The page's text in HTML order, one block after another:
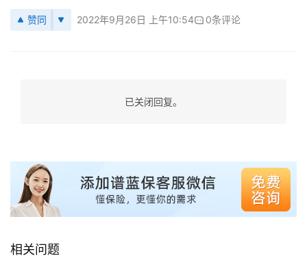
赞同 2022年9月26日 上午10:54 0条评论
已关闭回复。
相关问题